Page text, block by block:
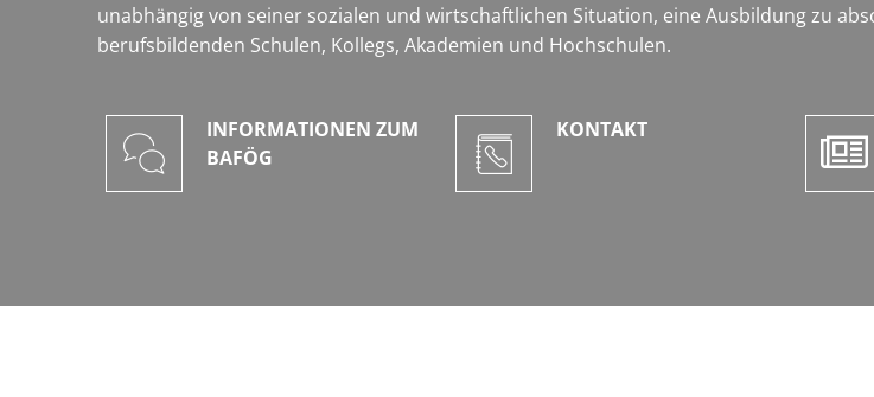
unabhängig von seiner sozialen und wirtschaftlichen Situation, eine Ausbildung zu
berufsbildenden Schulen, Kollegs, Akademien und Hochschulen.
INFORMATIONEN ZUM
BAFÖG
KONTAKT